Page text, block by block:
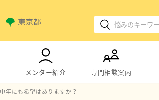
メンター紹介 専門相談案内
年にも希望はありますか？